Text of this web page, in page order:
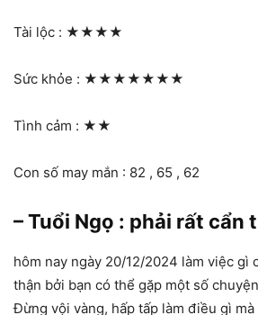
Tài lộc : ★★★★
Sức khỏe : ★★★★★★★
Tình cảm : ★★
Con số may mắn : 82 , 65 , 62
– Tuổi Ngọ : phải rất cẩn
hôm nay ngày 20/12/2024 làm việc gì
thận bởi bạn có thể gặp một số
Đừng vội vàng, hấp tấp làm điều gì